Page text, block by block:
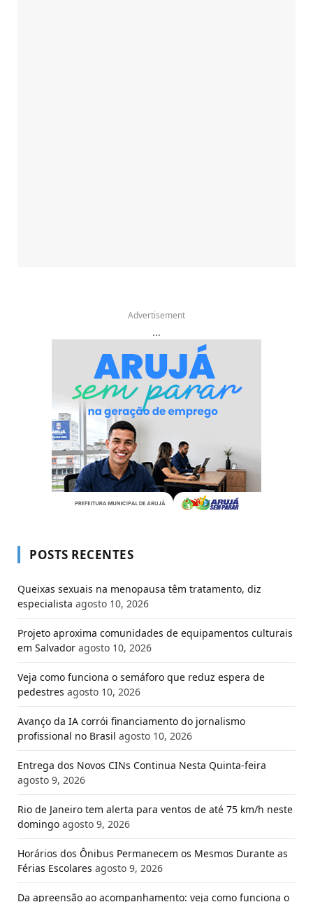
Advertisement
...
POSTS RECENTES
Queixas sexuais na menopausa têm tratamento, diz
especialista agosto 10, 2026
Projeto aproxima comunidades de equipamentos culturais
em Salvador agosto 10, 2026
Veja como funciona o semáforo que reduz espera de
pedestres agosto 10, 2026
Avanço da IA corrói financiamento do jornalismo
profissional no Brasil agosto 10, 2026
Entrega dos Novos CINs Continua Nesta Quinta-feira
agosto 9, 2026
Rio de Janeiro tem alerta para ventos de até 75 km/h neste
domingo agosto 9, 2026
Horários dos Ônibus Permanecem os Mesmos Durante as
Férias Escolares agosto 9, 2026
Da apreensão ao acompanhamento: veja como funciona o